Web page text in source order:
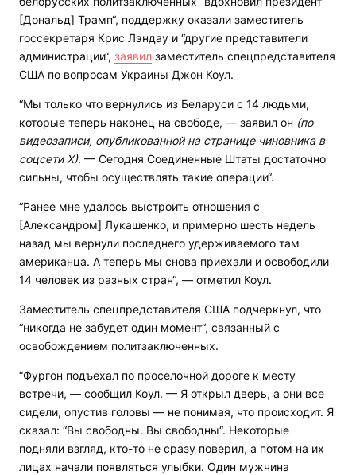
[Дональд] Трамп“, поддержку оказали заместитель
госсекретаря Крис Лэндау и “другие представители
администрации“, заявил заместитель спецпредставителя
США по вопросам Украины Джон Коул.
“Мы только что вернулись из Беларуси с 14 людьми,
которые теперь наконец на свободе, — заявил он (по
видеозаписи, опубликованной на странице чиновника в
соцсети Х). — Сегодня Соединенные Штаты достаточно
сильны, чтобы осуществлять такие операции“.
“Ранее мне удалось выстроить отношения с
[Александром] Лукашенко, и примерно шесть недель
назад мы вернули последнего удерживаемого там
американца. А теперь мы снова приехали и освободили
14 человек из разных стран“, — отметил Коул.
Заместитель спецпредставителя США подчеркнул, что
“никогда не забудет один момент“, связанный с
освобождением политзаключенных.
“Фургон подъехал по проселочной дороге к месту
встречи, — сообщил Коул. — Я открыл дверь, а они все
сидели, опустив головы — не понимая, что происходит. Я
сказал: “Вы свободны. Вы свободны“. Некоторые
подняли взгляд, кто-то не сразу поверил, а потом на их
лицах начали появляться улыбки. Один мужчина